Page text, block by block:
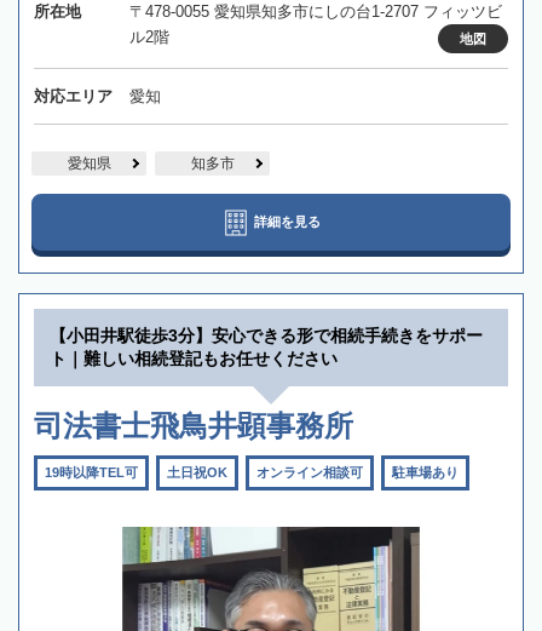
所在地
〒478-0055 愛知県知多市にしの台1-2707 フィッツビ
ル2階
地図
対応エリア 愛知
愛知県 知多市
詳細を見る
【小田井駅徒歩3分】安心できる形で相続手続きをサポー
ト｜難しい相続登記もお任せください
司法書士飛鳥井顕事務所
19時以降TEL可 土日祝OK オンライン相談可 駐車場あり